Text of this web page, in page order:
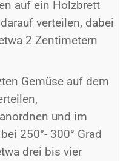
auf ein Holzbrett
verteilen, dabei
2 Zentimetern
Gemüse auf dem
und im
250°- 300° Grad
drei bis vier